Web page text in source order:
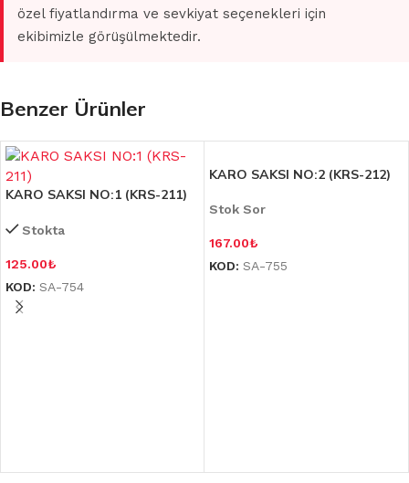
özel fiyatlandırma ve sevkiyat seçenekleri için
ekibimizle görüşülmektedir.
Benzer Ürünler
KARO SAKSI NO:1 (KRS-211)
Stokta
125.00₺
KOD: SA-754
KARO SAKSI NO:2 (KRS-212)
Stok Sor
167.00₺
KOD: SA-755